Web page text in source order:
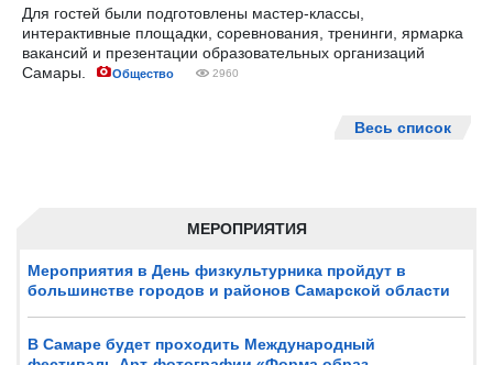
МЕРОПРИЯТИЯ
Мероприятия в День физкультурника пройдут в
большинстве городов и районов Самарской области
В Самаре будет проходить Международный
Для гостей были подготовлены мастер-классы,
интерактивные площадки, соревнования, тренинги, ярмарка
вакансий и презентации образовательных организаций
Самары.
Общество 2960
Весь список